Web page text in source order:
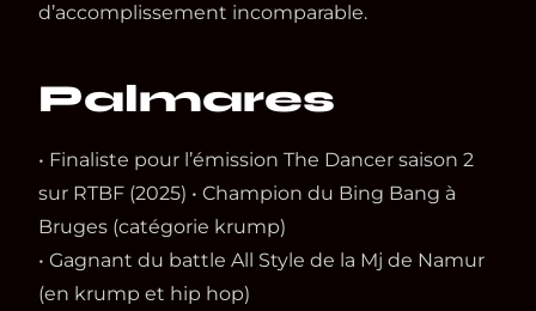
d’accomplissement incomparable.
Palmares
• Finaliste pour l’émission The Dancer saison 2
sur RTBF (2025) • Champion du Bing Bang à
Bruges (catégorie krump)
• Gagnant du battle All Style de la Mj de Namur
(en krump et hip hop)